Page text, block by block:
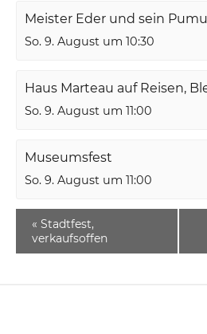
Meister Eder und sein
So. 9. August um 10:30
Haus Marteau auf Reisen,
So. 9. August um 11:00
Museumsfest
So. 9. August um 11:00
« Stadtfest,
verkaufsoffen